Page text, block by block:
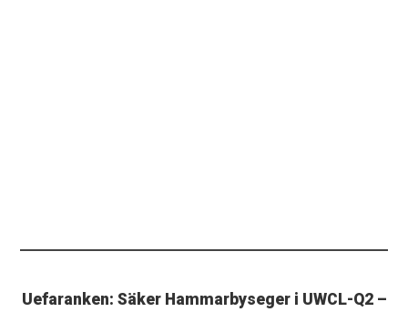
Uefaranken: Säker Hammarbyseger i UWCL-Q2 –